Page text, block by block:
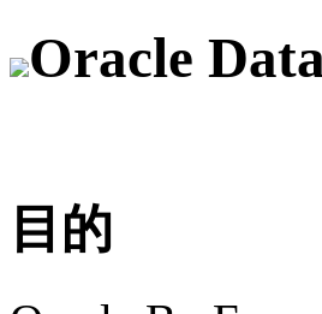
Oracle
目的